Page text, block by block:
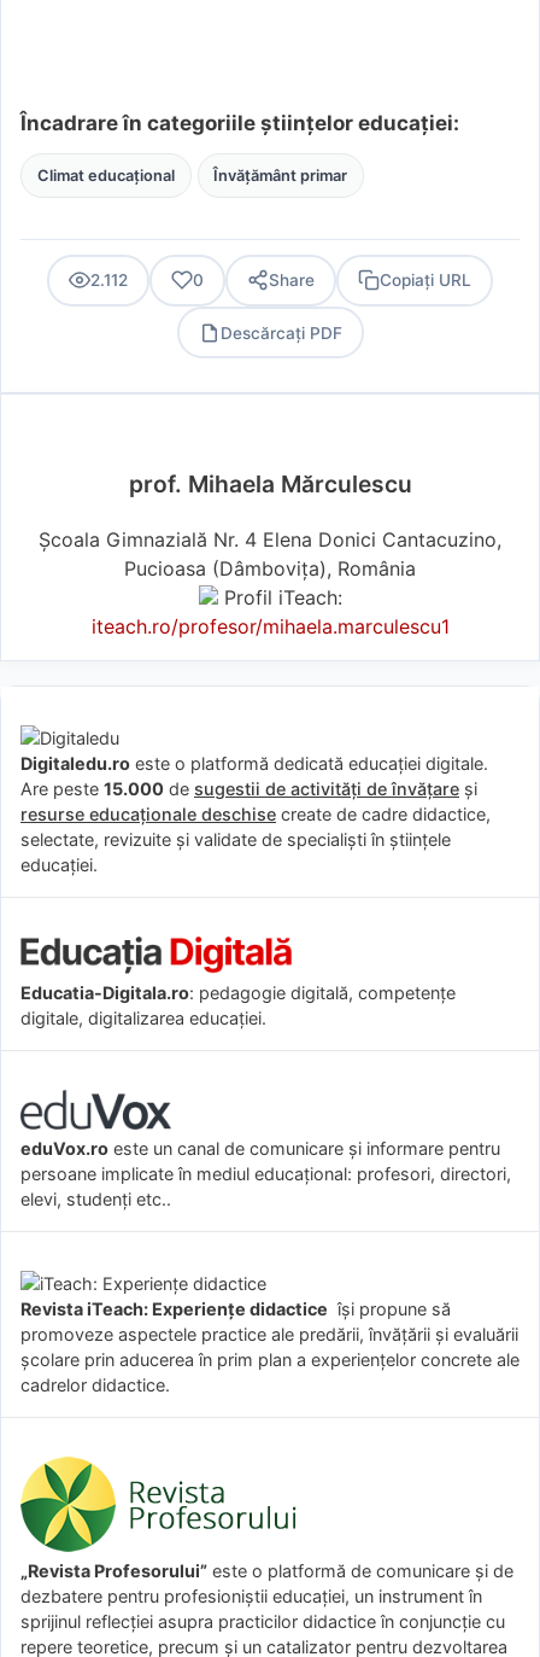
Încadrare în categoriile științelor educației:
Climat educațional Învățământ primar
2.112 0 Share Copiați URL
Descărcați PDF
prof. Mihaela Mărculescu
Școala Gimnazială Nr. 4 Elena Donici Cantacuzino,
Pucioasa (Dâmboviţa), România
Profil iTeach:
iteach.ro/profesor/mihaela.marculescu1
Digitaledu.ro este o platformă dedicată educației digitale.
Are peste 15.000 de sugestii de activități de învățare și
resurse educaționale deschise create de cadre didactice,
selectate, revizuite și validate de specialiști în științele
educației.
Educatia-Digitala.ro: pedagogie digitală, competențe
digitale, digitalizarea educației.
eduVox.ro este un canal de comunicare și informare pentru
persoane implicate în mediul educațional: profesori, directori,
elevi, studenți etc..
Revista iTeach: Experienţe didactice îşi propune să
promoveze aspectele practice ale predării, învăţării şi evaluării
şcolare prin aducerea în prim plan a experienţelor concrete ale
cadrelor didactice.
„Revista Profesorului” este o platformă de comunicare și de
dezbatere pentru profesioniștii educației, un instrument în
sprijinul reflecției asupra practicilor didactice în conjuncție cu
repere teoretice, precum și un catalizator pentru dezvoltarea